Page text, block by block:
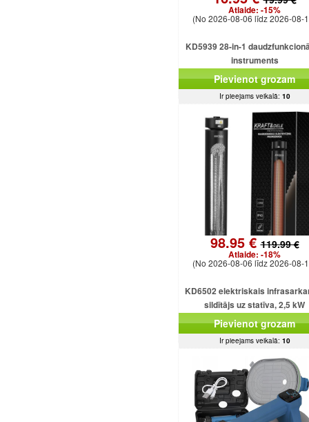
Atlaide: -15%
(No 2026-08-06 līdz 2026-08-
KD5939 28-in-1
instruments
Pievienot grozam
Ir pieejams veikalā: 10
98.95 €119.99 €
Atlaide: -18%
(No 2026-08-06 līdz 2026-08-
KD6502 elektriskais
sildītājs uz statīva, 2,5 kW
Pievienot grozam
Ir pieejams veikalā: 10